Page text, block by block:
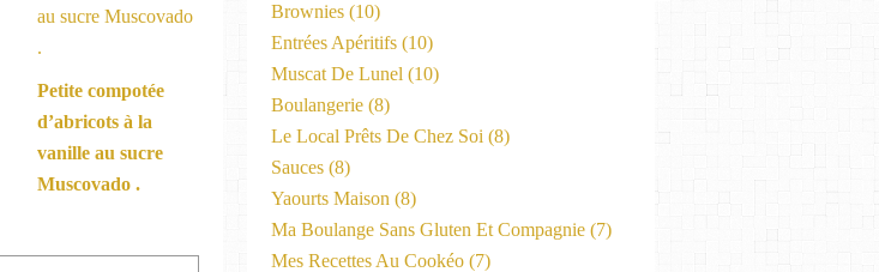
Petite compotée
d’abricots à la
vanille au sucre
Muscovado .
Brownies (10)
Entrées Apéritifs (10)
Muscat De Lunel (10)
Boulangerie (8)
Le Local Prêts De Chez Soi (8)
Sauces (8)
Yaourts Maison (8)
Ma Boulange Sans Gluten Et Compagnie (7)
Mes Recettes Au Cookéo (7)